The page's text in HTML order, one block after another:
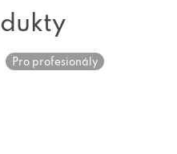
Pro profesionály